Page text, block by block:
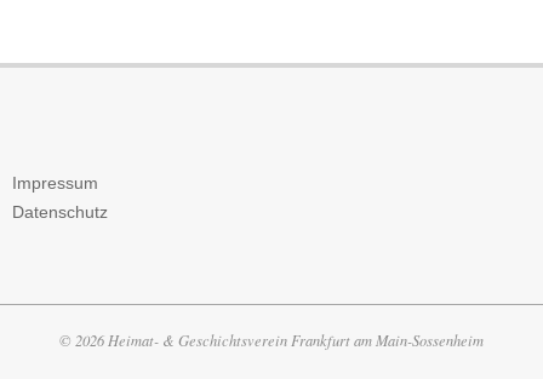
Impressum
Datenschutz
© 2026 Heimat- & Geschichtsverein Frankfurt am Main-Sossenheim